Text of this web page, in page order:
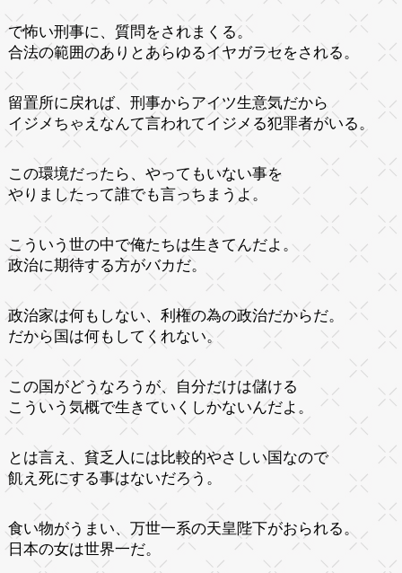
で怖い刑事に、質問をされまくる。
合法の範囲のありとあらゆるイヤガラセをされる。
留置所に戻れば、刑事からアイツ生意気だから
イジメちゃえなんて言われてイジメる犯罪者がいる。
この環境だったら、やってもいない事を
やりましたって誰でも言っちまうよ。
こういう世の中で俺たちは生きてんだよ。
政治に期待する方がバカだ。
政治家は何もしない、利権の為の政治だからだ。
だから国は何もしてくれない。
この国がどうなろうが、自分だけは儲ける
こういう気概で生きていくしかないんだよ。
とは言え、貧乏人には比較的やさしい国なので
飢え死にする事はないだろう。
食い物がうまい、万世一系の天皇陛下がおられる。
日本の女は世界一だ。